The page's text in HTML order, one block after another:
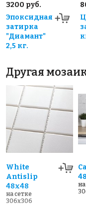
3200 руб.
Эпоксидная
затирка
"Диамант"
2,5 кг.
Другая
White
Antislip
48х48
на сетке
306x306
на